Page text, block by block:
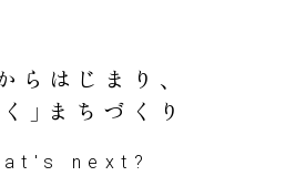
らはじまり、
」まちづくり
next?